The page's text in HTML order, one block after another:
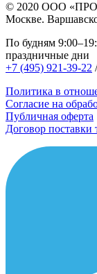
© 2020 ООО
Москве.
По будням
праздничные дни
+7 (495) 921-39-22
Политика в
Согласие на
Публичная оферта
Договор поставки